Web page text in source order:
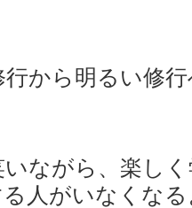
から明るい修
ながら、楽し
人がいなくな